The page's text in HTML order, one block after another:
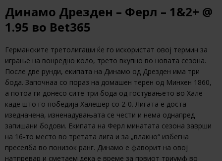
Динамо Дрезден – Ферл – 1&2+ @
1.95 во Bet365
Германските третолигаши ќе го искористат овој термин за
играње на вонредно коло, трето вкупно во новата сезона.
После две рунди, екипата на Динамо од Дрезден има три
бода. Започнаа со пораз на домашен терен од Минхен 1860,
а потоа ги донесо сите три бода од гостувањето во Хале
каде што го победија Халешер со 2-0. Лигата е доста
изедначена, изненадувањата се чести и нема однапред
запишани бодови. Екипата на Ферл минатата сезона заврши
на 16-то место во третата лига и за „влакно“ избегна
преселба во понизок ранг. Динамо е фаворит на овој
натпревар и сметаем дека е време за првиот триумф во